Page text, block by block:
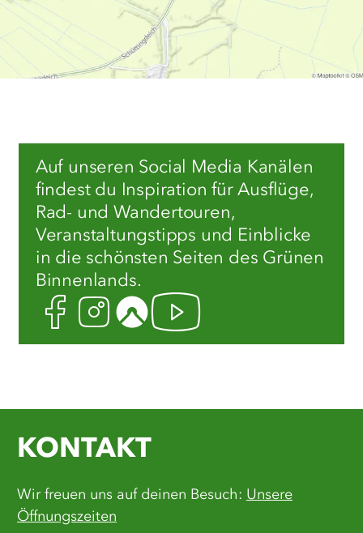
Auf unseren Social Media Kanälen
findest du Inspiration für Ausflüge,
Rad- und Wandertouren,
Veranstaltungstipps und Einblicke
in die schönsten Seiten des Grünen
Binnenlands.
FacebookInstagram
KomootYoutube
KONTAKT
Wir freuen uns auf deinen Besuch: Unsere
Öffnungszeiten